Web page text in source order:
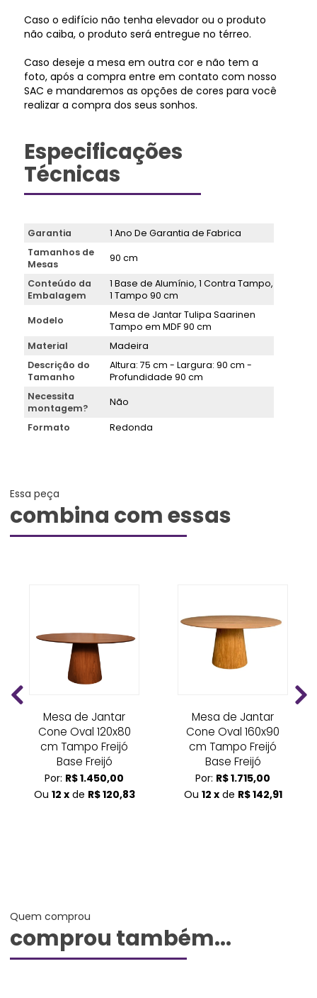
Caso o edifício não tenha elevador ou o produto
não caiba, o produto será entregue no térreo.
Caso deseje a mesa em outra cor e não tem a
foto, após a compra entre em contato com nosso
SAC e mandaremos as opções de cores para você
realizar a compra dos seus sonhos.
Especificações
Técnicas
Garantia
1 Ano De Garantia de Fabrica
Tamanhos de
Mesas
90 cm
Conteúdo da
Embalagem
1 Base de Alumínio, 1 Contra Tampo,
1 Tampo 90 cm
Modelo
Mesa de Jantar Tulipa Saarinen
Tampo em MDF 90 cm
Material
Madeira
Descrição do
Tamanho
Altura: 75 cm - Largura: 90 cm -
Profundidade 90 cm
Necessita
montagem?
Não
Formato Redonda
Essa peça
combina com essas
Mesa de Jantar
Cone Oval 120x80
cm Tampo Freijó
Base Freijó
Por: R$ 1.450,00
Ou 12 xde R$ 120,83
Mesa de Jantar
Cone Oval 160x90
cm Tampo Freijó
Base Freijó
Por: R$ 1.715,00
Ou 12 xde R$ 142,91
Quem comprou
comprou também...